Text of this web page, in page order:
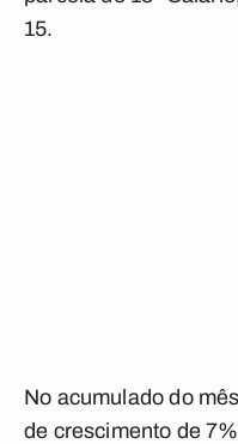
15.
No acumulado do
de crescimento de